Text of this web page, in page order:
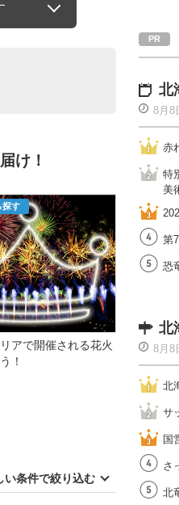
け！
探す
アで開催される花火
！
い条件で絞り込む
北
8月8
赤
特
美
第
恐
北
8月8
北
サ
国
さ
北